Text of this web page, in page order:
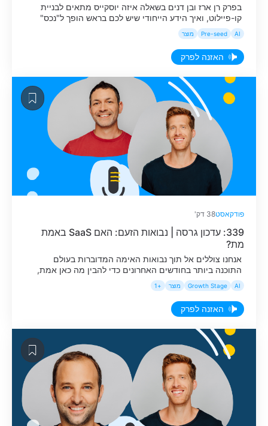
בפרק רן ארז ובן דנים בשאלה איזה יוסקייס מתאים לבניית
קו-פיילוט, ואיך הידע הייחודי שיש לכם בראש הופך ל"נכס"
החדש שלכם, כל עוד מצמידים אותו לתהליך עבודה קבוע
שחוזר על עצמו.
AI
Pre-seed מוצר
האזנה לפרק
פודקאסט38 דק'
339: עדכון גרסה | נבואות הזעם: האם SaaS באמת
מת?
אנחנו צוללים אל תוך נבואות האימה המדוברות בעולם
התוכנה ביותר בחודשים האחרונים כדי להבין מה כאן אמת,
מה פנטזיה ומה יצא מפרופורציה.
AI
Growth Stage מוצר +1
האזנה לפרק